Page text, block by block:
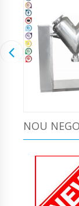
NOU